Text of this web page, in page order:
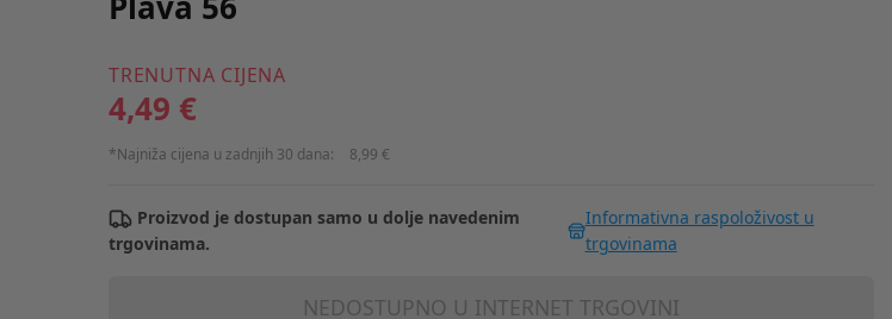
TRENUTNA CIJENA
4,49 €
*Najniža cijena u zadnjih 30 dana: 8,99 €
Proizvod je dostupan samo u dolje navedenim
trgovinama.
Informativna raspoloživost u
trgovinama
NEDOSTUPNO U INTERNET TRGOVINI